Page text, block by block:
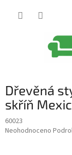
Dřevěná
skříň
60023
Průměrné
Neohodnoceno